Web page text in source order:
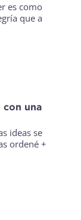
es como
que a
una
ideas se
ordené +